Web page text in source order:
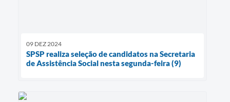
09 DEZ 2024
SPSP realiza seleção de candidatos na Secretaria
de Assistência Social nesta segunda-feira (9)